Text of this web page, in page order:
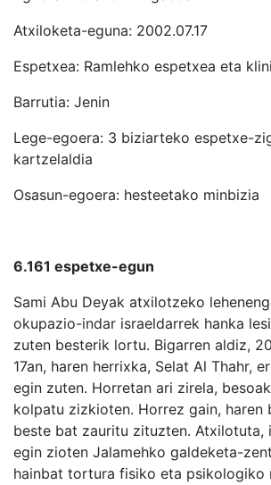
Atxiloketa-eguna: 2002.07.17
Espetxea: Ramlehko espetxea eta
Barrutia: Jenin
Lege-egoera: 3 biziarteko espetxe-
kartzelaldia
Osasun-egoera: hesteetako minbizia
6.161 espetxe-egun
Sami Abu Deyak atxilotzeko
okupazio-indar israeldarrek hanka
zuten besterik lortu. Bigarren aldiz,
17an, haren herrixka, Selat Al Thahr,
egin zuten. Horretan ari zirela,
kolpatu zizkioten. Horrez gain, haren
beste bat zauritu zituzten. Atxilotuta,
egin zioten Jalamehko galdeketa-
hainbat tortura fisiko eta psikologiko